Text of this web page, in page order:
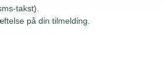
takst).
på din tilmelding.